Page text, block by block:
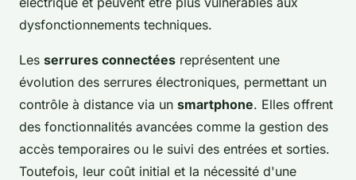
dysfonctionnements techniques.
Les serrures connectées représentent une
évolution des serrures électroniques, permettant un
contrôle à distance via un smartphone. Elles offrent
des fonctionnalités avancées comme la gestion des
accès temporaires ou le suivi des entrées et sorties.
Toutefois, leur coût initial et la nécessité d'une